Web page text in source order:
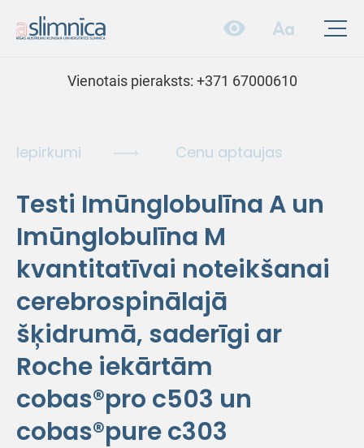
Vienotais pieraksts: +371 67000610
Iepirkumi Cenu aptaujas
Testi Imūnglobulīna A un
Imūnglobulīna M
kvantitatīvai noteikšanai
cerebrospinālajā
šķidrumā, saderīgi ar
Roche iekārtām
cobas®pro c503 un
cobas®pure c303